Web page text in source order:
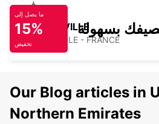
ALBERTVILLE
ALBERTVILLE - FRANCE
NICE SNCF -IKC- *RY*
ما يصل إلى
15%
تخفيض
بسهولة
Our Blog articles in
Northern Emirates